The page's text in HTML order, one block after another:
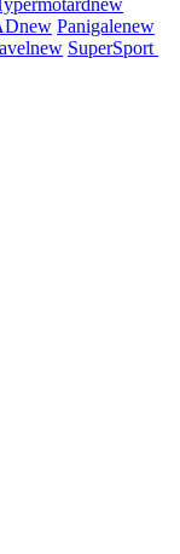
new
new Panigalenew
new SuperSport